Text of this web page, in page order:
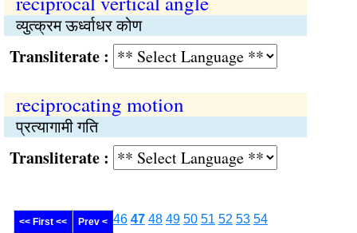
व्युत्क्रम ऊर्ध्वाधर कोण
:
reciprocating motion
प्रत्यागामी गति
:
<< First << Prev < 46 47 48 49 50 51 52 53 54